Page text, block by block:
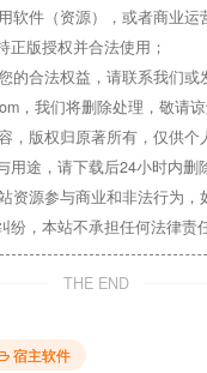
软件（资源），或者商业运
正版授权并合法使用；
的合法权益，请联系我们或
，我们将删除处理，敬请谅
，版权归原著所有，仅供个
用途，请下载后24小时内删
资源参与商业和非法行为，
纷，本站不承担任何法律责
THE END
宿主软件